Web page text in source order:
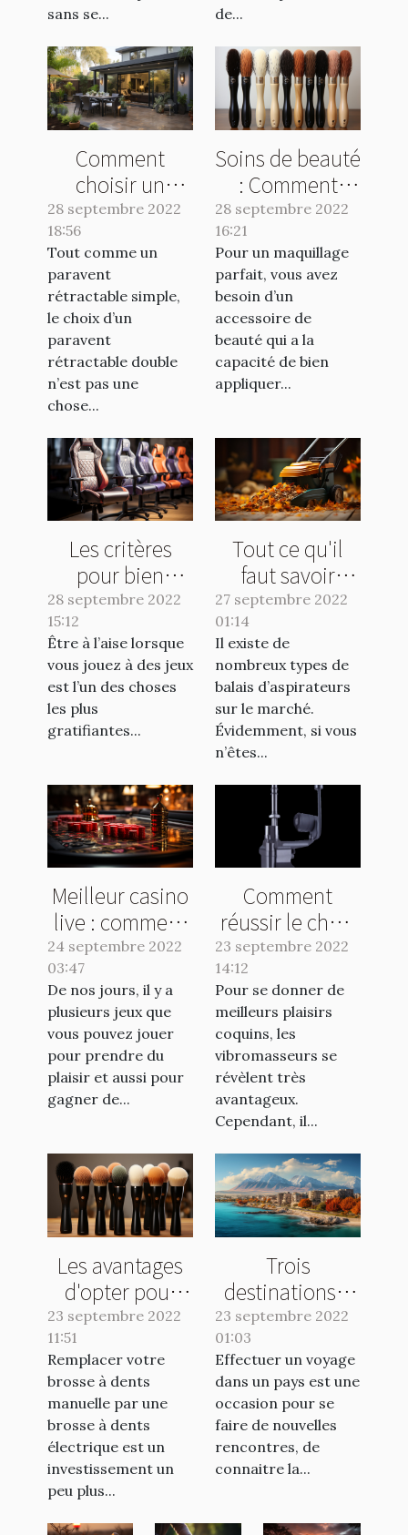
sans se...
de...
Comment
choisir un
paravent
rétractable
double ?
28 septembre 2022
18:56
Tout comme un
paravent
rétractable simple,
le choix d’un
paravent
rétractable double
n’est pas une
chose...
Soins de beauté
: Comment
utiliser un
pinceau en
poils naturels ?
28 septembre 2022
16:21
Pour un maquillage
parfait, vous avez
besoin d’un
accessoire de
beauté qui a la
capacité de bien
appliquer...
Les critères
pour bien
choisir une
chaise pour
gamer
28 septembre 2022
15:12
Être à l’aise lorsque
vous jouez à des jeux
est l’un des choses
les plus
gratifiantes...
Tout ce qu'il
faut savoir
avant l'achat
d'un balai
aspirateur
27 septembre 2022
01:14
Il existe de
nombreux types de
balais d’aspirateurs
sur le marché.
Évidemment, si vous
n’êtes...
Meilleur casino
live : comment
faire le bon
24 septembre 2022
03:47
De nos jours, il y a
plusieurs jeux que
vous pouvez jouer
pour prendre du
plaisir et aussi pour
gagner de...
Comment
réussir le choix
de votre
vibromasseur ?
23 septembre 2022
14:12
Pour se donner de
meilleurs plaisirs
coquins, les
vibromasseurs se
révèlent très
avantageux.
Cependant, il...
Les avantages
d'opter pour
une brosse
électrique
23 septembre 2022
11:51
Remplacer votre
brosse à dents
manuelle par une
brosse à dents
électrique est un
investissement un
peu plus...
Trois
destinations à
visiter
absolument en
2022
23 septembre 2022
01:03
Effectuer un voyage
dans un pays est une
occasion pour se
faire de nouvelles
rencontres, de
connaitre la...